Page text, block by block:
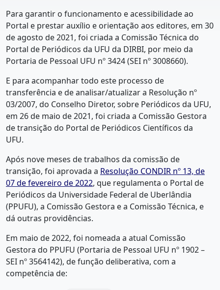
Para garantir o funcionamento e acessibilidade ao
Portal e prestar auxílio e orientação aos editores, em 30
de agosto de 2021, foi criada a Comissão Técnica do
Portal de Periódicos da UFU da DIRBI, por meio da
Portaria de Pessoal UFU nº 3424(SEI nº 3008660).
E para acompanhar todo este processo de
transferência e de analisar/atualizar a Resolução nº
03/2007, do Conselho Diretor, sobre Periódicos da UFU,
em 26 de maio de 2021, foi criada a Comissão Gestora
de transição do Portal de Periódicos Científicos da
UFU.
Após nove meses de trabalhos da comissão de
transição, foi aprovada a Resolução CONDIR nº 13, de
07 de fevereiro de 2022, que regulamenta o Portal de
Periódicos da Universidade Federal de Uberlândia
(PPUFU), a Comissão Gestora e a Comissão Técnica, e
dá outras providências.
Em maio de 2022, foi nomeada a atual Comissão
Gestora do PPUFU (Portaria de Pessoal UFU nº 1902 –
SEI nº 3564142), de função deliberativa, com a
competência de: